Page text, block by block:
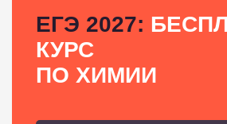
ЕГЭ 2027:
КУРС
ПО ХИМИИ